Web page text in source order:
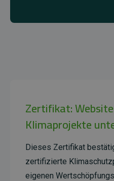
Zertifikat:
Klimaprojekte
Dieses Zertifikat
zertifizierte
eigenen